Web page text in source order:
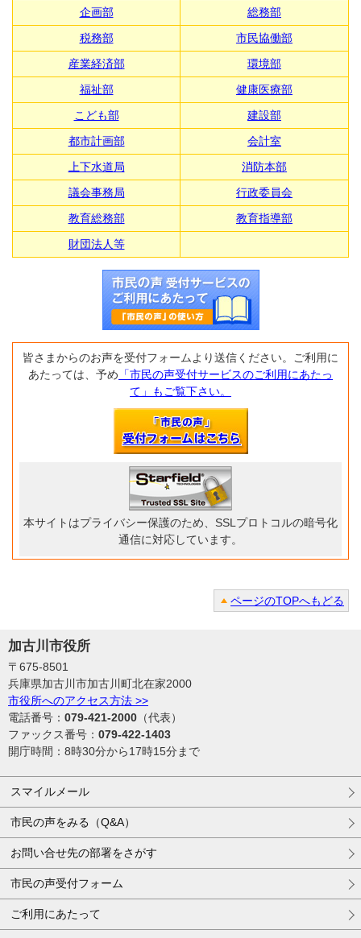
企画部
総務部
税務部
市民協働部
産業経済部
環境部
福祉部
健康医療部
こども部
建設部
都市計画部
会計室
上下水道局
消防本部
議会事務局
行政委員会
教育総務部
教育指導部
財団法人等
皆さまからのお声を受付フォームより送信ください。ご利用に
あたっては、予め 「市民の声受付サービスのご利用にあたっ
て」もご覧下さい。
本サイトはプライバシー保護のため、SSLプロトコルの暗号化
通信に対応しています。
ページのTOPへもどる
加古川市役所
〒675-8501
兵庫県加古川市加古川町北在家2000
市役所へのアクセス方法 >>
電話番号： 079-421-2000 （代表）
ファックス番号： 079-422-1403
開庁時間：8時30分から17時15分まで
スマイルメール
市民の声をみる（Q&A）
お問い合せ先の部署をさがす
市民の声受付フォーム
ご利用にあたって